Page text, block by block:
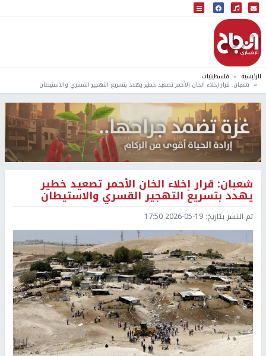
البث المباشر
إذاعة النجاح
الرئيسية فلسطينيات
شعبان: قرار إخلاء الخان الأحمر تصعيد خطير يهدد بتسريع التهجير القسري والاستيطان
شعبان: قرار إخلاء الخان الأحمر تصعيد خطير
يهدد بتسريع التهجير القسري والاستيطان
تم النشر بتاريخ: 2026-05-19 17:50